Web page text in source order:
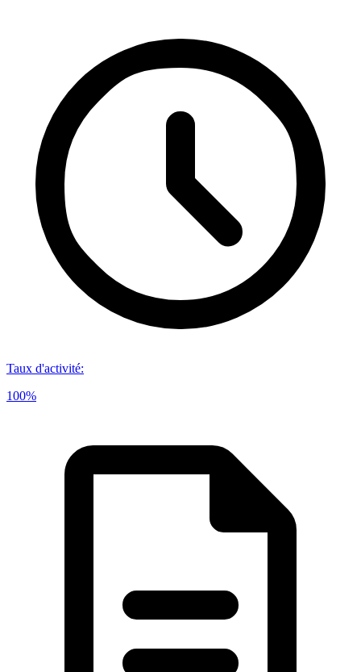
Taux d'activité:
100%